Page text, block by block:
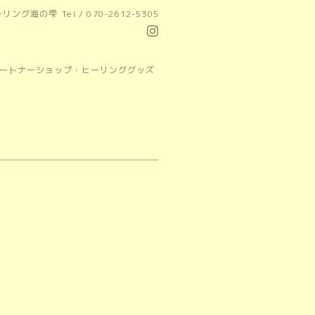
ング海の雫 Tel / 070-2612-5305
トナーショップ・ヒーリンググッズ